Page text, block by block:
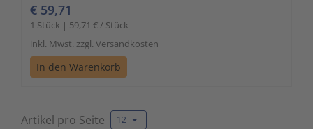
€ 59,71
1 Stück | 59,71 € / Stück
inkl. Mwst. zzgl. Versandkosten
In den Warenkorb
Artikel pro Seite 12